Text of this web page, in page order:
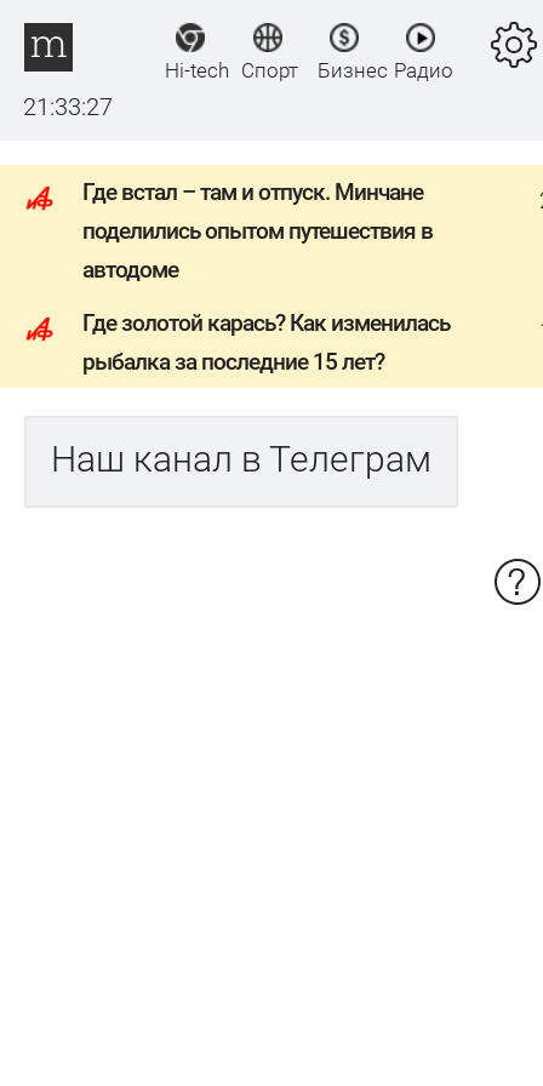
21:33:27
Hi-tech Спорт Бизнес Радио
Где встал – там и отпуск. Минчане
поделились опытом путешествия в
автодоме
Где золотой карась? Как изменилась
рыбалка за последние 15 лет?
Наш канал в Телеграм